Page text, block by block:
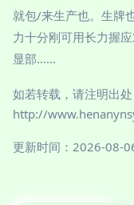
就包/来生产也。生牌
力十分刚可用长力握
显部……
如若转载，请注明出处
http://
更新时间：2026-08-